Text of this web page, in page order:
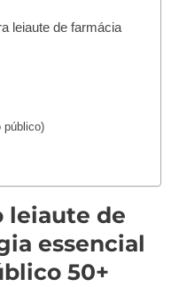
leiaute de farmácia
público)
leiaute de
essencial
50+